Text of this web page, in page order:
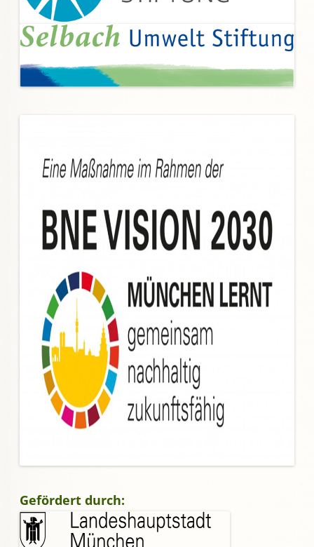
Gefördert durch: